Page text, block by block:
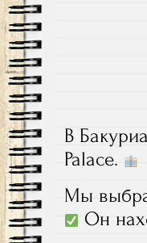
В
Palace.
Мы
Он